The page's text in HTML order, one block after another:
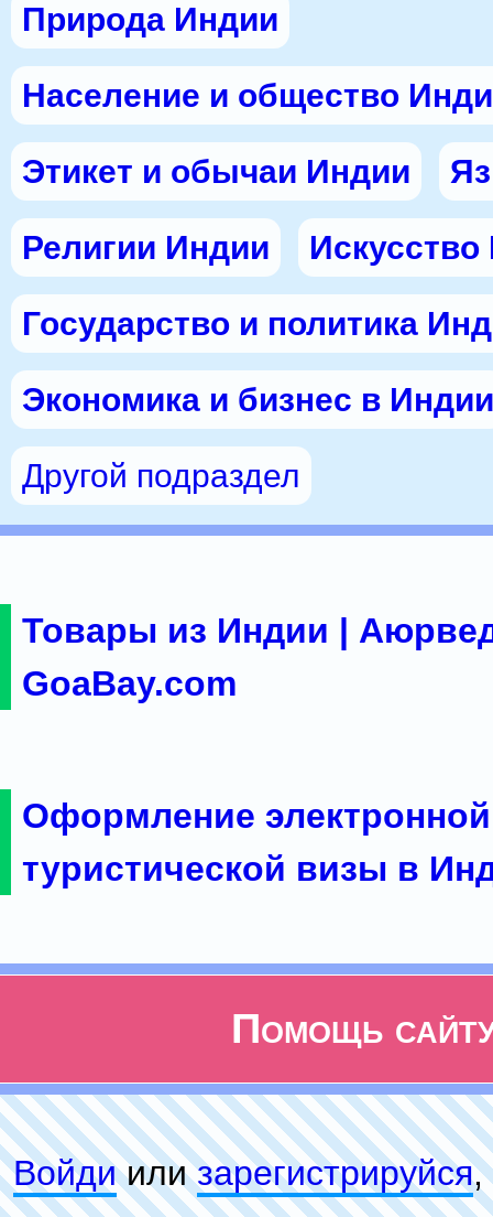
Природа Индии
Население и общество
Этикет и обычаи Индии
Религии Индии
Государство и политика
Экономика и бизнес в Индии
Другой подраздел
Товары из Индии |
GoaBay.com
Оформление электронной
туристической визы в
Помощь
Войдиилизарeгиcтpируйся,